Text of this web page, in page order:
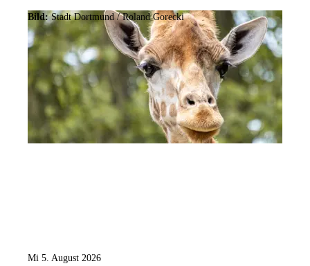
Bild:Stadt Dortmund / Roland Gorecki
Mi 5. August 2026